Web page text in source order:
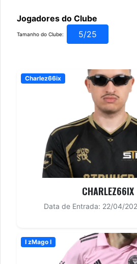
Jogadores do Clube
Tamanho do Clube: 5/25
Charlez66ix
CHARLEZ66IX
Data de Entrada: 22/04/
I zMago I